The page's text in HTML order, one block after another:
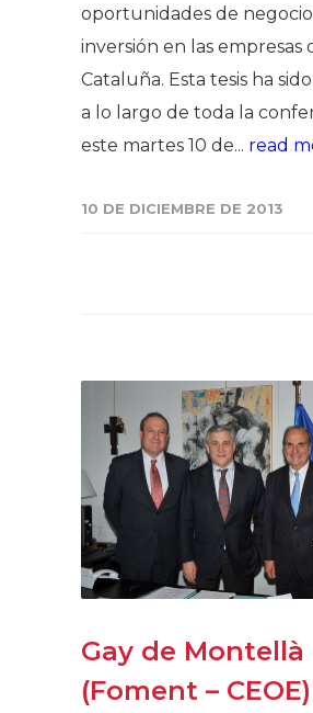
oportunidades de
inversión en las empresas
Cataluña. Esta tesis ha
a lo largo de toda la
este martes 10 de... read
10 DE DICIEMBRE DE 2013
Gay de Montellà
(Foment –